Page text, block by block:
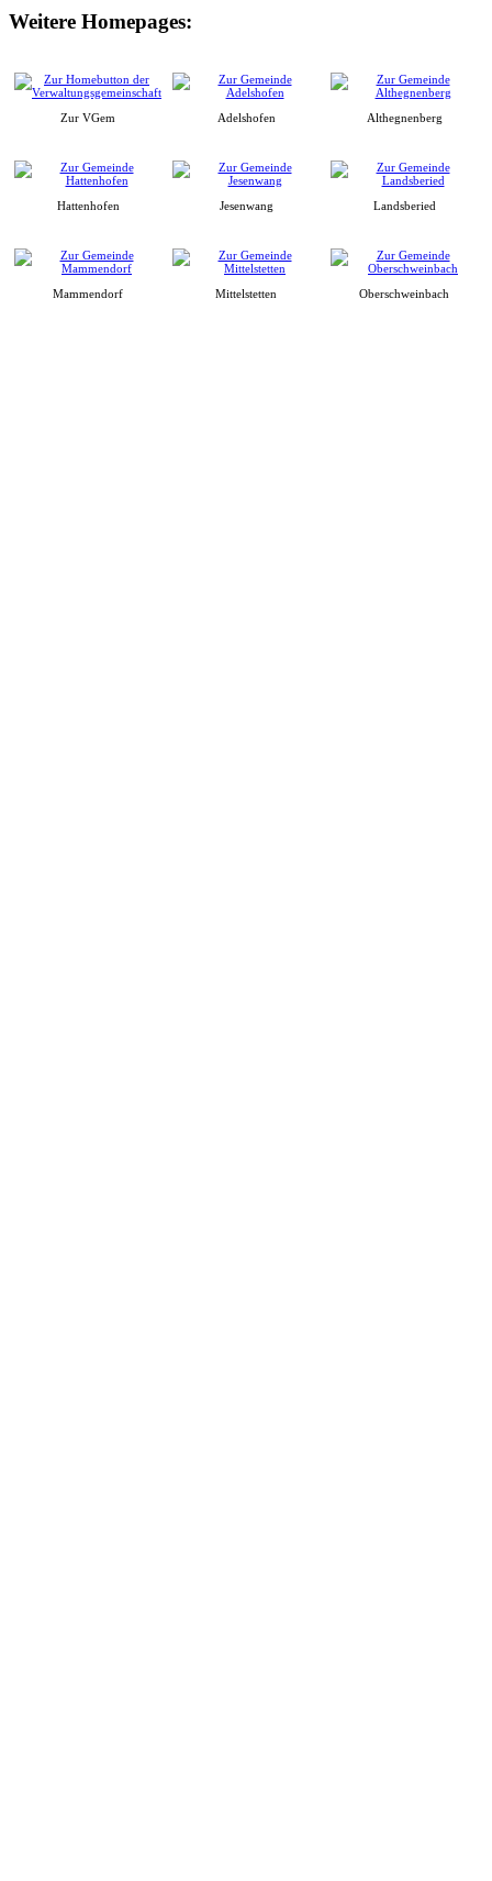
Weitere Homepages:
Zur VGem Adelshofen Althegnenberg
Hattenhofen Jesenwang Landsberied
Mammendorf Mittelstetten Oberschweinbach